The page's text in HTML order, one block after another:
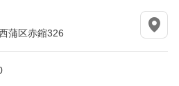
蒲区赤鏥326